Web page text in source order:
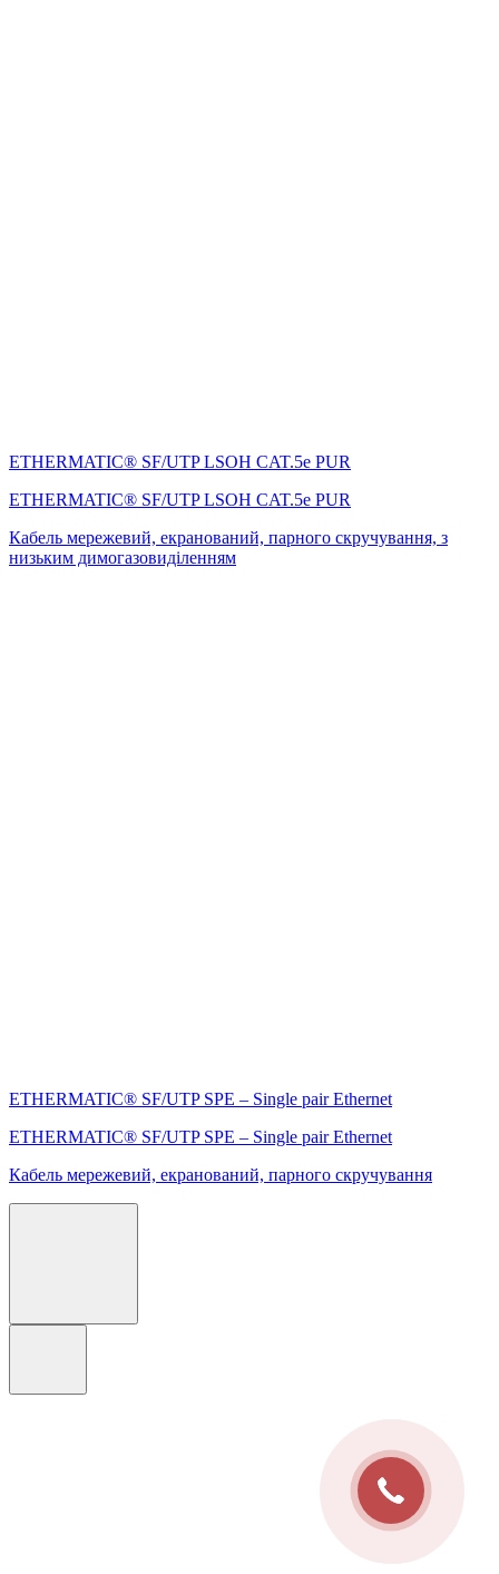
ETHERMATIC® SF/UTP LSOH CAT.5e PUR
ETHERMATIC® SF/UTP LSOH CAT.5e PUR
Кабель мережевий, екранований, парного скручування, з
низьким димогазовиділенням
ETHERMATIC® SF/UTP SPE – Single pair Ethernet
ETHERMATIC® SF/UTP SPE – Single pair Ethernet
Кабель мережевий, екранований, парного скручування